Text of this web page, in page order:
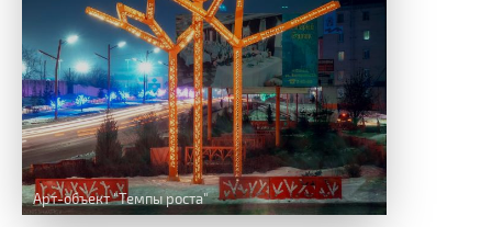
Арт-объект "Темпы роста"